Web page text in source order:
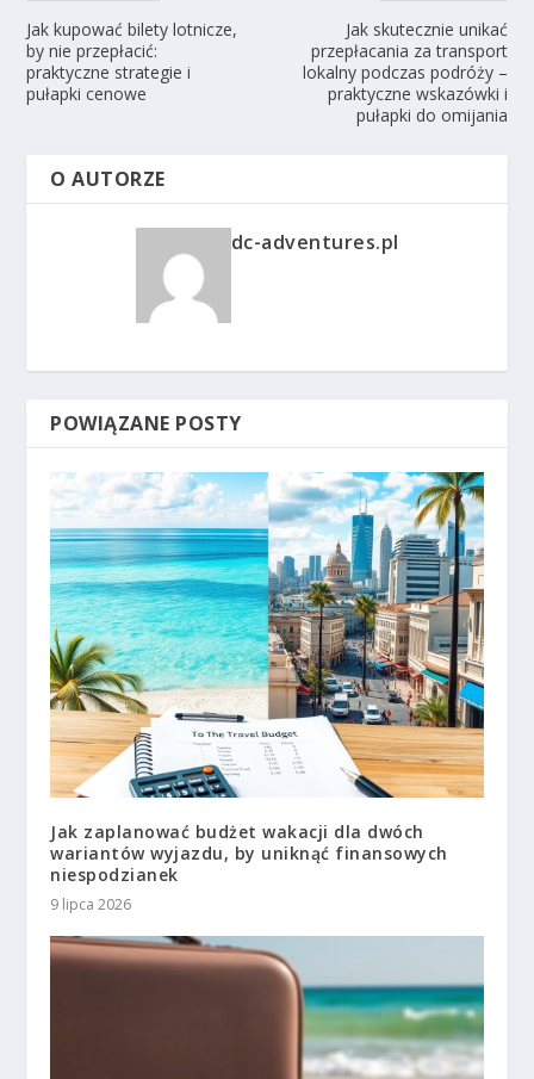
Jak kupować bilety lotnicze,
by nie przepłacić:
praktyczne strategie i
pułapki cenowe
Jak skutecznie unikać
przepłacania za transport
lokalny podczas podróży –
praktyczne wskazówki i
pułapki do omijania
O AUTORZE
dc-adventures.pl
POWIĄZANE POSTY
Jak zaplanować budżet wakacji dla dwóch
wariantów wyjazdu, by uniknąć finansowych
niespodzianek
9 lipca 2026